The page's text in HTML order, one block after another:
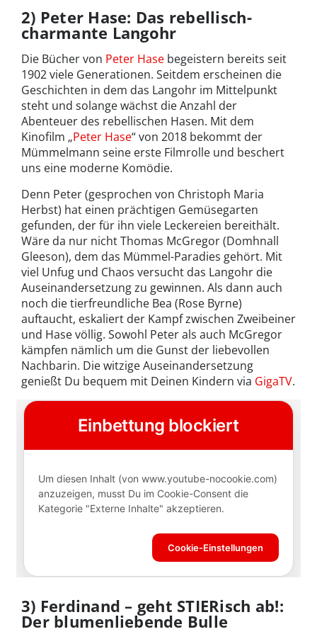
2) Peter Hase: Das rebellisch-
charmante Langohr
Die Bücher von Peter Hase begeistern bereits seit
1902 viele Generationen. Seitdem erscheinen die
Geschichten in dem das Langohr im Mittelpunkt
steht und solange wächst die Anzahl der
Abenteuer des rebellischen Hasen. Mit dem
Kinofilm „Peter Hase“ von 2018 bekommt der
Mümmelmann seine erste Filmrolle und beschert
uns eine moderne Komödie.
Denn Peter (gesprochen von Christoph Maria
Herbst) hat einen prächtigen Gemüsegarten
gefunden, der für ihn viele Leckereien bereithält.
Wäre da nur nicht Thomas McGregor (Domhnall
Gleeson), dem das Mümmel-Paradies gehört. Mit
viel Unfug und Chaos versucht das Langohr die
Auseinandersetzung zu gewinnen. Als dann auch
noch die tierfreundliche Bea (Rose Byrne)
auftaucht, eskaliert der Kampf zwischen Zweibeiner
und Hase völlig. Sowohl Peter als auch McGregor
kämpfen nämlich um die Gunst der liebevollen
Nachbarin. Die witzige Auseinandersetzung
genießt Du bequem mit Deinen Kindern via GigaTV.
3) Ferdinand – geht STIERisch ab!:
Der blumenliebende Bulle